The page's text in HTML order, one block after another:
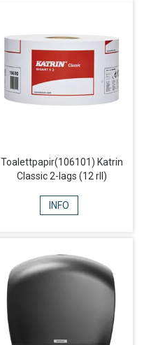
Toalettpapir(106101) Katrin
Classic 2-lags (12 rll)
INFO